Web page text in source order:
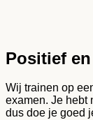
Positief
Wij trainen op
examen. Je hebt
dus doe je goed